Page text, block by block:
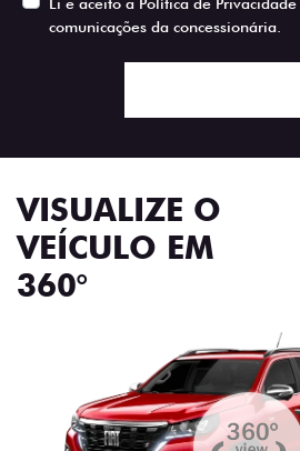
comunicações da concessionária.
VISUALIZE O
VEÍCULO EM
360°